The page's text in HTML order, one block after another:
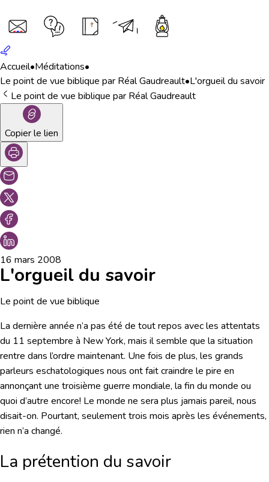
Accueil•Méditations•
Le point de vue biblique par Réal Gaudreault•L'orgueil du savoir
Le point de vue biblique par Réal Gaudreault
Copier le lien
16 mars 2008
L'orgueil du savoir
Le point de vue biblique
La dernière année n’a pas été de tout repos avec les attentats
du 11 septembre à New York, mais il semble que la situation
rentre dans l’ordre maintenant. Une fois de plus, les grands
parleurs eschatologiques nous ont fait craindre le pire en
annonçant une troisième guerre mondiale, la fin du monde ou
quoi d’autre encore! Le monde ne sera plus jamais pareil, nous
disait-on. Pourtant, seulement trois mois après les événements,
rien n’a changé.
La prétention du savoir